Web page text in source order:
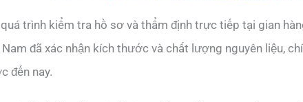
quá trình kiểm tra hồ sơ và thẩm định trực tiếp tại gian
đã xác nhận kích thước và chất lượng nguyên liệu,
đến nay.